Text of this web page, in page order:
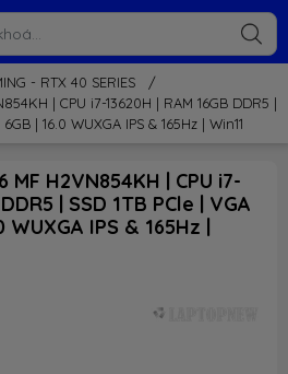
- RTX 40 SERIES
/
| CPU i7-13620H | RAM 16GB DDR5 |
| 16.0 WUXGA IPS & 165Hz | Win11
H2VN854KH | CPU i7-
| SSD 1TB PCle | VGA
WUXGA IPS & 165Hz |